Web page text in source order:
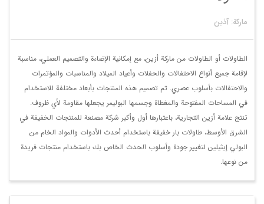
ماركة: آذین
الطاولات أو الطاولات من ماركة أزين، مع إمكانية الإضاءة والتصميم العملي، مناسبة
لإقامة جميع أنواع الاحتفالات والحفلات وأعياد الميلاد والمناسبات والمؤتمرات
والاحتفالات بأسلوب عصري. تم تصميم هذه المنتجات بأبعاد مختلفة للاستخدام
في المساحات المفتوحة والمغطاة وجسمها البوليمر يجعلها مقاومة لأي ظروف.
تنتج علامة أزين التجارية، باعتبارها أول وأكبر شركة مصنعة للمنتجات الخفيفة في
الشرق الأوسط، طاولات بار خفيفة باستخدام أحدث الأدوات والمواد الخام من
البولي إيثيلين لتغيير جودة وأسلوب الحدث الخاص بك باستخدام منتجات فريدة
من نوعها.